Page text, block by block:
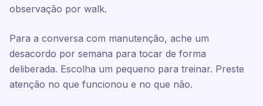
observação por walk.
Para a conversa com manutenção, ache um
desacordo por semana para tocar de forma
deliberada. Escolha um pequeno para treinar. Preste
atenção no que funcionou e no que não.